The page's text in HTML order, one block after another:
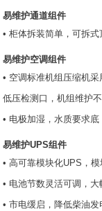
易维护通道组件
• 柜体拆装简单，可拆
易维护空调组件
• 空调标准机组压缩机
低压检测口，机组维护
• 电极加湿，水质要求底
易维护UPS组件
• 高可靠模块化UPS，
• 电池节数灵活可调，
• 市电缓启，降低柴油